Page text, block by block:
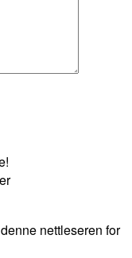
nettleseren for